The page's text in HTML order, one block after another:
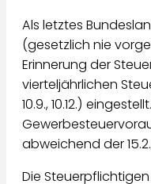
Als letztes
(gesetzlich nie
Erinnerung der
vierteljährlichen
10.9., 10.12.)
abweichend der 15.2.,
Die